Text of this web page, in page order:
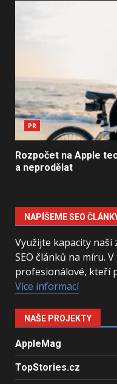
PR
Rozpočet na Apple
a neprodělat
NAPÍŠEME SEO
Využijte kapacity
SEO článků na míru.
profesionálové, kteří
Více informací
NAŠE PROJEKTY
AppleMag
TopStories.cz